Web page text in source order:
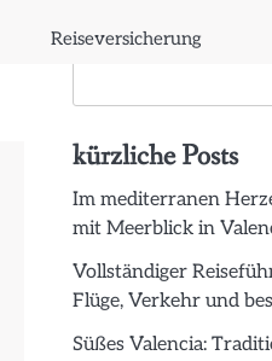
Reiseversicherung
Suchen
kürzliche Posts
Im mediterranen
mit Meerblick in
Vollständiger
Flüge, Verkehr und
Süßes Valencia: